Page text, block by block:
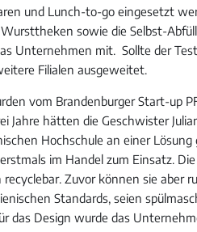
und Lunch-to-go eingesetzt
sowie die Selbst-
Unternehmen mit. Sollte der
Filialen ausgeweitet.
vom Brandenburger Start-up
Jahre hätten die Geschwister
Hochschule an einer Lösung
im Handel zum Einsatz.
Zuvor können sie aber
Standards, seien
das Design wurde das